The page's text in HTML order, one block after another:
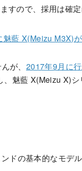
すので、採用は確定
藍 X(Meizu M3X)
が、 2017年9月に
魅藍 X(Meizu X)
ドの基本的なモデル